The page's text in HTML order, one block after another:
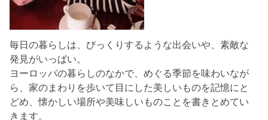
毎日の暮らしは、びっくりするような出会いや、素敵な
発見がいっぱい。
ヨーロッパの暮らしのなかで、めぐる季節を味わいなが
ら、家のまわりを歩いて目にした美しいものを記憶にと
どめ、懐かしい場所や美味しいものことを書きとめてい
きます。